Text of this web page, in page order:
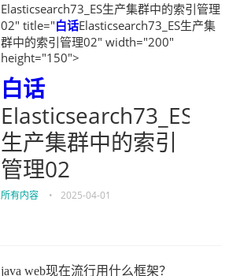
Elasticsearch73_ES生产集群中的索引管理
02" title="白话Elasticsearch73_ES生产集
群中的索引管理02" width="200"
height="150">
白话
Elasticsearch73_ES
生产集群中的索引
管理02
所有内容 • 2025-04-01
java web现在流行用什么框架？